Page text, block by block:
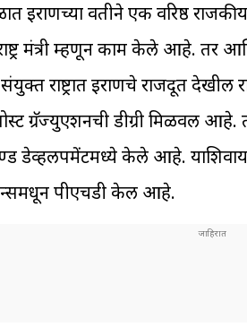
इराणच्या वतीने एक वरिष्ठ
मंत्री म्हणून काम केले आहे.
राष्ट्रात इराणचे राजदूत देखील
डीग्री मिळवली आहे.
डेव्हलपमेंटमध्ये केले आहे.
पीएचडी केली आहे.